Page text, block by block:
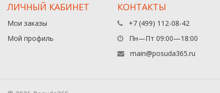
ЛИЧНЫЙ КАБИНЕТ
Мои заказы
Мой профиль
КОНТАКТЫ
+7 (499) 112-08-42
Пн—Пт 09:00—18:00
main@posuda365.ru